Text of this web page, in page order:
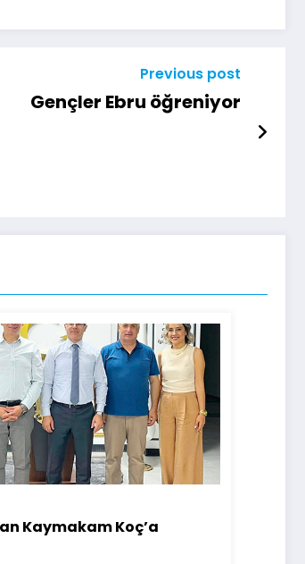
Previous post
Gençler Ebru öğreniyor
Kaymakam Koç’a